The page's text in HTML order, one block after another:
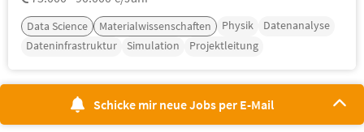
Data Science Materialwissenschaften Physik
Datenanalyse
Dateninfrastruktur
Simulation Projektleitung
Schicke mir neue Jobs per E-Mail